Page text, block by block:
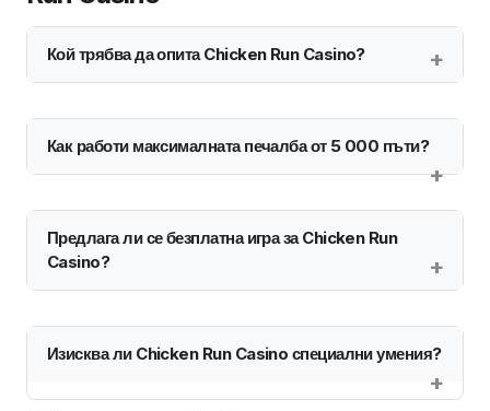
Кой трябва да опита Chicken Run Casino?
Как работи максималната печалба от 5 000 пъти?
Предлага ли се безплатна игра за Chicken Run
Casino?
Изисква ли Chicken Run Casino специални умения?